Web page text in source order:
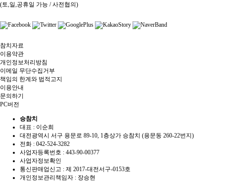
(토,일,공휴일 가능 / 사전협의)
참치자료
이용약관
개인정보처리방침
이메일 무단수집거부
책임의 한계와 법적고지
이용안내
문의하기
PC버전
승참치
대표 : 이순희
대전광역시 서구 용문로 89-10, 1층상가 승참치 (용문동 260-22번지)
전화 : 042-524-3282
사업자등록번호 : 443-90-00377
사업자정보확인
통신판매업신고 : 제 2017-대전서구-0153호
개인정보관리책임자 : 장승현